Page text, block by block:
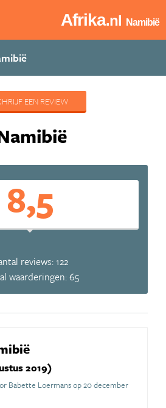
Afrika.nl Namibië
EEN REVIEW
8,5
reviews: 122
waarderingen: 65
2019)
Babette Loermans op 20 december